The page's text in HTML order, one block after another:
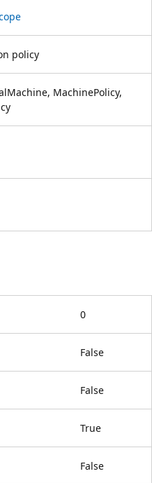
policy
MachinePolicy,
0
False
False
True
False